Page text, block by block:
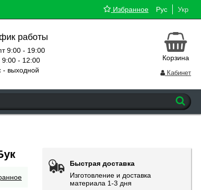
Рус Укр
Избранное
работы
9:00 - 19:00
9:00 - 12:00
- выходной
Корзина
Кабинет
Быстрая доставка
Изготовление и доставка
материала 1-3 дня